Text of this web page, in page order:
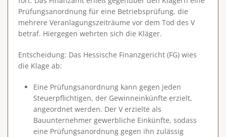
Prüfungsanordnung für eine Betriebsprüfung, die
mehrere Veranlagungszeiträume vor dem Tod des V
betraf. Hiergegen wehrten sich die Kläger.
Entscheidung: Das Hessische Finanzgericht (FG) wies
die Klage ab:
Eine Prüfungsanordnung kann gegen jeden
Steuerpflichtigen, der Gewinneinkünfte erzielt,
angeordnet werden. Der V erzielte als
Bauunternehmer gewerbliche Einkünfte, sodass
eine Prüfungsanordnung gegen ihn zulässig